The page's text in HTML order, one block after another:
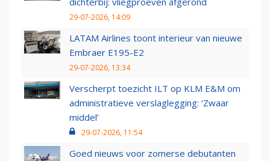
29-07-2026, 14:09
LATAM Airlines toont interieur van nieuwe
Embraer E195-E2
29-07-2026, 13:34
Verscherpt toezicht ILT op KLM E&M om
administratieve verslaglegging: ‘Zwaar
middel’
29-07-2026, 11:54
Goed nieuws voor zomerse debutanten